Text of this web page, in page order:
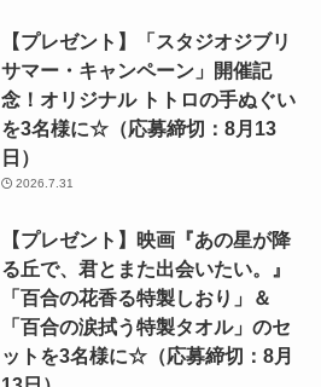
【プレゼント】「スタジオジブリ
サマー・キャンペーン」開催記
念！オリジナル トトロの手ぬぐい
を3名様に☆（応募締切：8月13
日）
2026.7.31
【プレゼント】映画『あの星が降
る丘で、君とまた出会いたい。』
「百合の花香る特製しおり」＆
「百合の涙拭う特製タオル」のセ
ットを3名様に☆（応募締切：8月